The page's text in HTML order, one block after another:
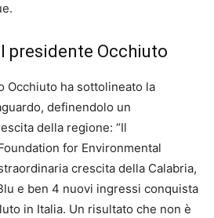
presidente Occhiuto
Occhiuto ha sottolineato la
definendolo un
della regione: “Il
for Environmental
crescita della Calabria,
e ben 4 nuovi ingressi conquista
in Italia. Un risultato che non è